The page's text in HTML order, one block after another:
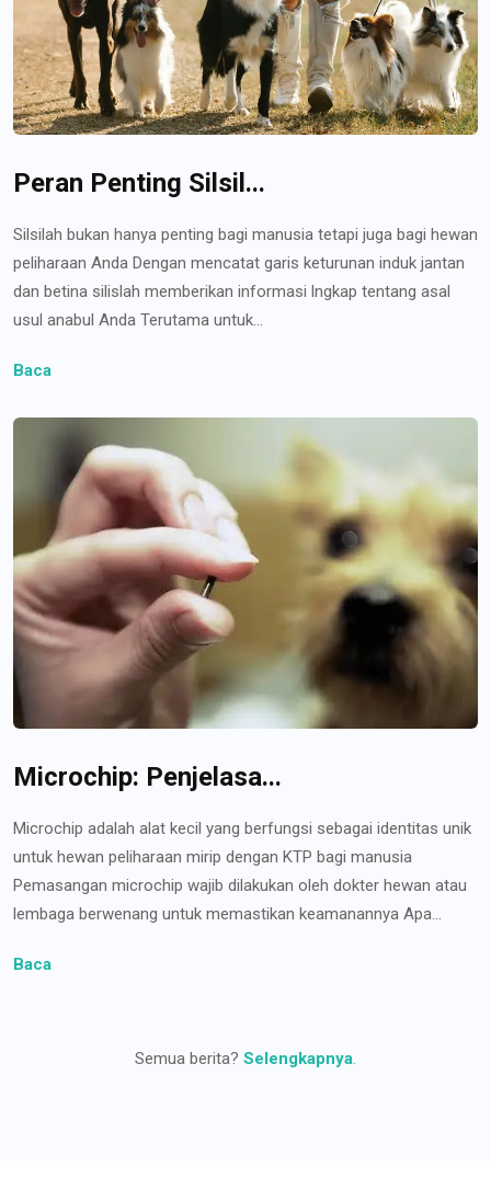
Peran Penting Silsil...
Silsilah bukan hanya penting bagi manusia tetapi juga bagi hewan
peliharaan Anda Dengan mencatat garis keturunan induk jantan
dan betina silislah memberikan informasi lngkap tentang asal
usul anabul Anda Terutama untuk...
Baca
Microchip: Penjelasa...
Microchip adalah alat kecil yang berfungsi sebagai identitas unik
untuk hewan peliharaan mirip dengan KTP bagi manusia
Pemasangan microchip wajib dilakukan oleh dokter hewan atau
lembaga berwenang untuk memastikan keamanannya Apa...
Baca
Semua berita? Selengkapnya